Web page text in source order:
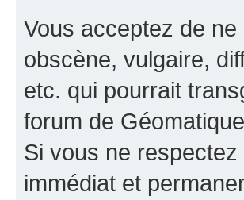
Vous acceptez de
obscène, vulgaire,
etc. qui pourrait
forum de
Si vous ne
immédiat et